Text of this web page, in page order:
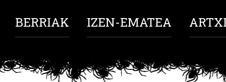
BERRIAK IZEN-EMATEA